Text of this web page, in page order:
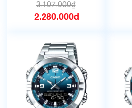
3.107.000₫
2.280.000₫